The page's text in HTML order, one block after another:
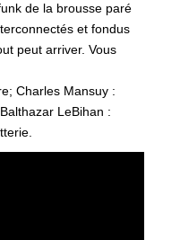
de la brousse paré
et fondus
peut arriver. Vous
Charles Mansuy :
LeBihan :